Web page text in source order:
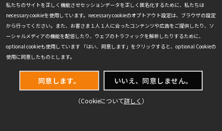
ニコニコ生放送でのプレゼント、特製トークン・カードにサイン
私たちのサイトを正しく機能させセッションデータを正しく匿名化するために、私たちは
necessary cookieを使用しています。necessary cookieのオプトアウト設定は、ブラウザの設定
から行ってください。また、お客さま１人１人に合ったコンテンツや広告をご提供したり、ソ
ーシャルメディアの機能を配信したり、ウェブのトラフィックを解析したりするために、
optional cookieも使用しています 「はい、同意します」をクリックすると、optional Cookieの
使用に同意したものとします。
同意します。 いいえ、同意しません。
（Cookieについて詳しく ）